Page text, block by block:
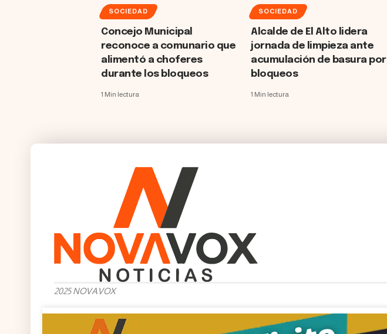
SOCIEDAD
Concejo Municipal
reconoce a comunario que
alimentó a choferes
durante los bloqueos
1 Min lectura
SOCIEDAD
Alcalde de El Alto lidera
jornada de limpieza ante
acumulación de basura por
bloqueos
1 Min lectura
2025 NOVAVOX